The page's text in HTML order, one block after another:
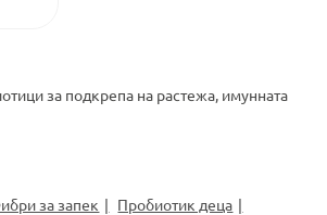
за подкрепа на растежа, имунната
за запек
Пробиотик деца